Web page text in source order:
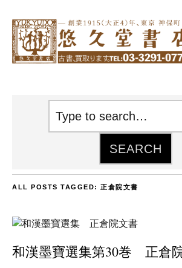
ALL POSTS TAGGED: 正倉院文書
和漢墨寶選集第30巻 正倉